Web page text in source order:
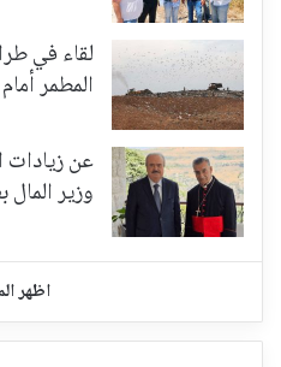
لقاء في
المطمر
عن زيادات
وزير المال
اظهر